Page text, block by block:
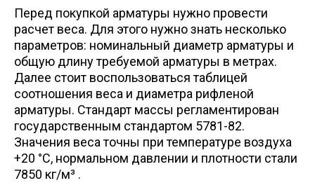
Перед покупкой арматуры нужно провести
расчет веса. Для этого нужно знать несколько
параметров: номинальный диаметр арматуры и
общую длину требуемой арматуры в метрах.
Далее стоит воспользоваться таблицей
соотношения веса и диаметра рифленой
арматуры. Стандарт массы регламентирован
государственным стандартом 5781-82.
Значения веса точны при температуре воздуха
+20 °С, нормальном давлении и плотности стали
7850 кг/м³ .